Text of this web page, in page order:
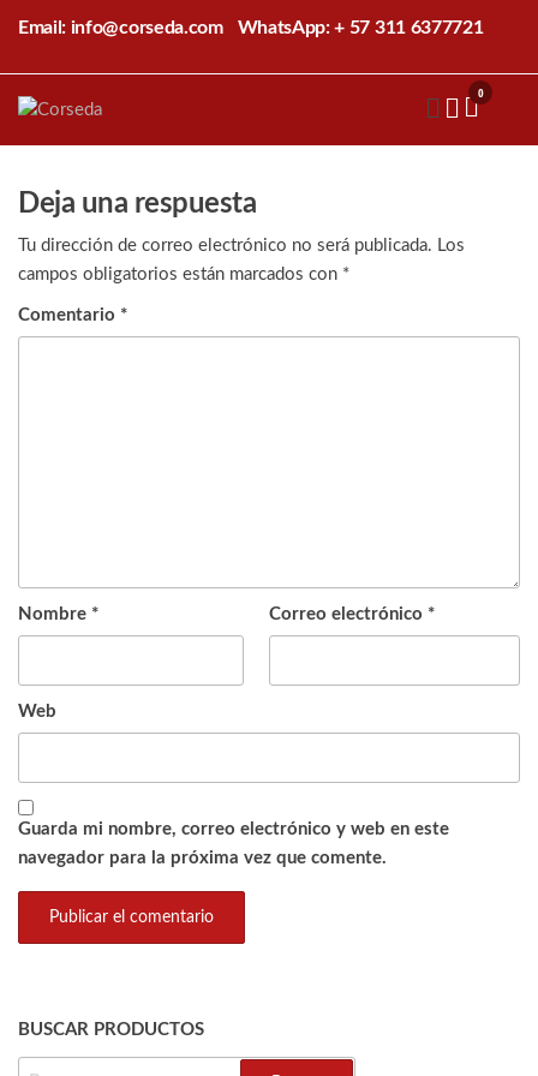
contenido
Email: info@corseda.com WhatsApp: + 57 311 6377721
sericultura
0
Deja una respuesta
Tu dirección de correo electrónico no será publicada. Los
campos obligatorios están marcados con *
Comentario *
Nombre * Correo electrónico *
Web
Guarda mi nombre, correo electrónico y web en este
navegador para la próxima vez que comente.
BUSCAR PRODUCTOS
BUSCAR: